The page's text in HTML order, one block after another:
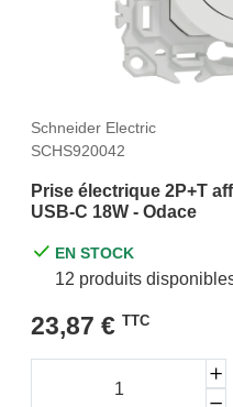
Schneider Electric
SCHS920042
Prise électrique 2P+T
USB-C 18W - Odace
EN STOCK
12 produits
23,87 € TTC